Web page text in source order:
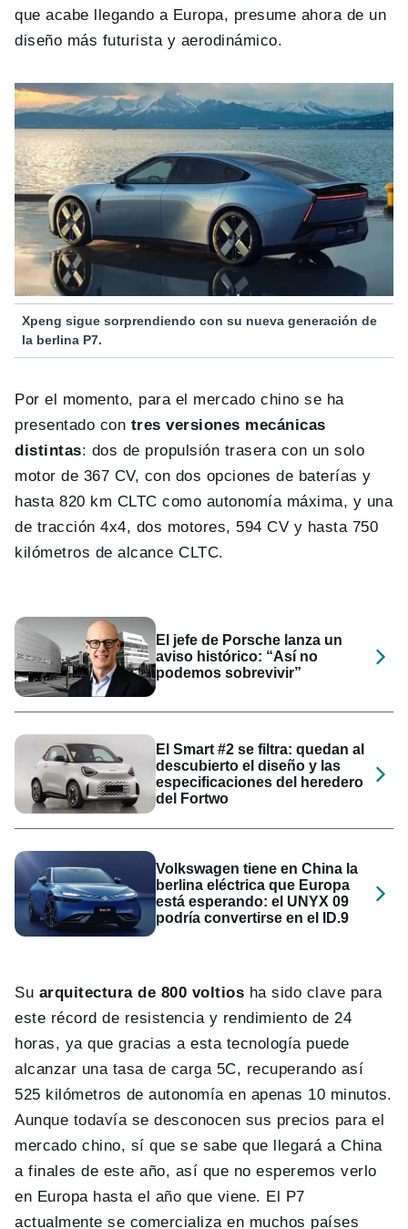
que acabe llegando a Europa, presume ahora de un
diseño más futurista y aerodinámico.
Xpeng sigue sorprendiendo con su nueva generación de
la berlina P7.
Por el momento, para el mercado chino se ha
presentado con tres versiones mecánicas
distintas: dos de propulsión trasera con un solo
motor de 367 CV, con dos opciones de baterías y
hasta 820 km CLTC como autonomía máxima, y una
de tracción 4x4, dos motores, 594 CV y hasta 750
kilómetros de alcance CLTC.
El jefe de Porsche lanza un
aviso histórico: “Así no
podemos sobrevivir”
El Smart #2 se filtra: quedan al
descubierto el diseño y las
especificaciones del heredero
del Fortwo
Volkswagen tiene en China la
berlina eléctrica que Europa
está esperando: el UNYX 09
podría convertirse en el ID.9
Su arquitectura de 800 voltios ha sido clave para
este récord de resistencia y rendimiento de 24
horas, ya que gracias a esta tecnología puede
alcanzar una tasa de carga 5C, recuperando así
525 kilómetros de autonomía en apenas 10 minutos.
Aunque todavía se desconocen sus precios para el
mercado chino, sí que se sabe que llegará a China
a finales de este año, así que no esperemos verlo
en Europa hasta el año que viene. El P7
actualmente se comercializa en muchos países